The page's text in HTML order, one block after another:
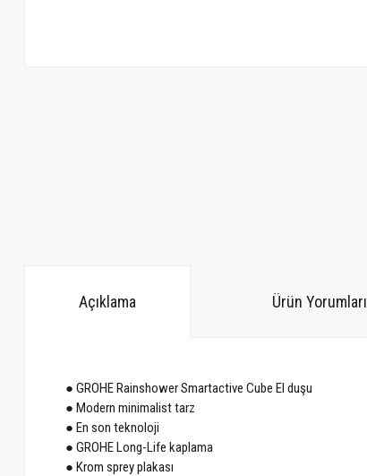
Açıklama Ürün Yorumları
● GROHE Rainshower Smartactive Cube El duşu
● Modern minimalist tarz
● En son teknoloji
● GROHE Long-Life kaplama
● Krom sprey plakası